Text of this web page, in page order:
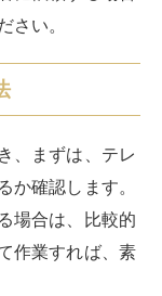
、倒れないよう
全のために作業
します。